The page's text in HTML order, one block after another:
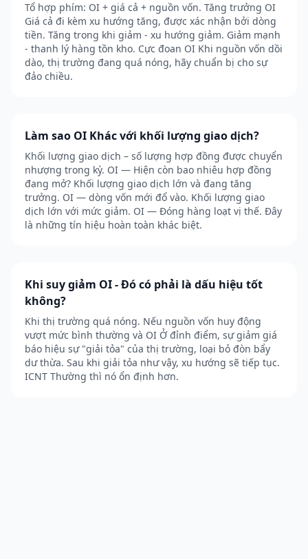
Tổ hợp phím: OI + giá cả + nguồn vốn. Tăng trưởng OI
Giá cả đi kèm xu hướng tăng, được xác nhận bởi dòng
tiền. Tăng trong khi giảm - xu hướng giảm. Giảm mạnh
- thanh lý hàng tồn kho. Cực đoan OI Khi nguồn vốn dồi
dào, thị trường đang quá nóng, hãy chuẩn bị cho sự
đảo chiều.
Làm sao OI Khác với khối lượng giao dịch?
Khối lượng giao dịch – số lượng hợp đồng được chuyển
nhượng trong kỳ. OI — Hiện còn bao nhiêu hợp đồng
đang mở? Khối lượng giao dịch lớn và đang tăng
trưởng. OI — dòng vốn mới đổ vào. Khối lượng giao
dịch lớn với mức giảm. OI — Đóng hàng loạt vị thế. Đây
là những tín hiệu hoàn toàn khác biệt.
Khi suy giảm OI - Đó có phải là dấu hiệu tốt
không?
Khi thị trường quá nóng. Nếu nguồn vốn huy động
vượt mức bình thường và OI Ở đỉnh điểm, sự giảm giá
báo hiệu sự "giải tỏa" của thị trường, loại bỏ đòn bẩy
dư thừa. Sau khi giải tỏa như vậy, xu hướng sẽ tiếp tục.
ICNT Thường thì nó ổn định hơn.